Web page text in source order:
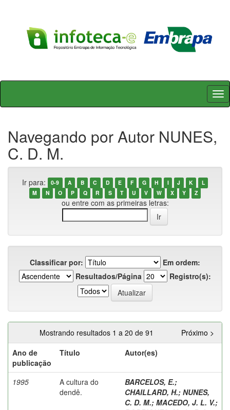
Skip
Navegando por Autor NUNES,
C. D. M.
Ir para: 0-9 A B C D E F G H I J K
L
M
N O P Q R S T U V W X Y Z
ou entre com as primeiras letras:
Classificar por:
Em ordem:
Resultados/Página
Registro(s):
Mostrando resultados 1 a 20 de 91
Próximo >
Ano de
publicação
Título Autor(es)
1995
A cultura do
dendê.
BARCELOS, E.;
CHAILLARD, H.; NUNES,
C. D. M.; MACEDO, J. L. V.;